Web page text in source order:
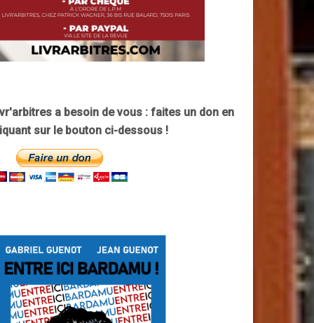
a besoin de vous : faites un don en
sur le bouton ci-dessous !